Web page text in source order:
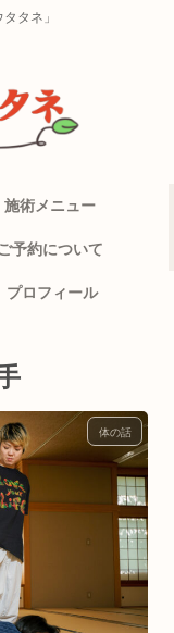
タネ」
施術メニュー
予約について
プロフィール
体の話